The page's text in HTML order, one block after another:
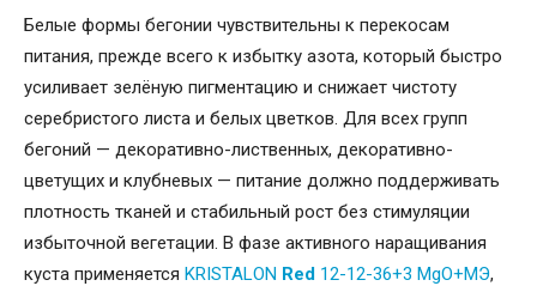
Белые формы бегонии чувствительны к перекосам
питания, прежде всего к избытку азота, который быстро
усиливает зелёную пигментацию и снижает чистоту
серебристого листа и белых цветков. Для всех групп
бегоний — декоративно-лиственных, декоративно-
цветущих и клубневых — питание должно поддерживать
плотность тканей и стабильный рост без стимуляции
избыточной вегетации. В фазе активного наращивания
куста применяется KRISTALON Red 12-12-36+3 MgO+МЭ,